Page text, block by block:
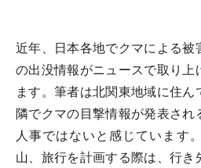
近年、日本各地でクマによる被
の出没情報がニュースで取り上
ます。筆者は北関東地域に住
隣でクマの目撃情報が発表さ
人事ではないと感じています
山、旅行を計画する際は、行き